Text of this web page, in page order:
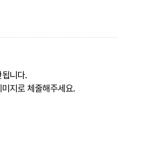
됩니다.
지로 체줄해주세요.